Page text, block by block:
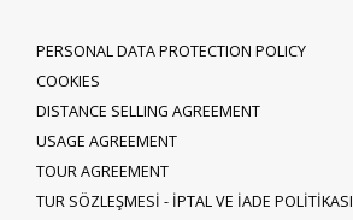
PERSONAL DATA PROTECTION POLICY
COOKIES
DISTANCE SELLING AGREEMENT
USAGE AGREEMENT
TOUR AGREEMENT
TUR SÖZLEŞMESİ - İPTAL VE İADE POLİTİKASI